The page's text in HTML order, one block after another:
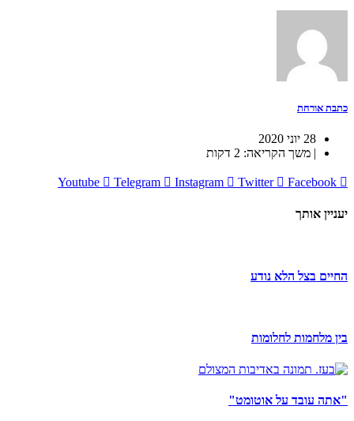
כתבת אורחת
28 יוני 2020
| משך הקריאה: 2 דקות
Youtube Telegram Instagram Twitter Facebook
יעניין אותך
החיים בצל הלא נודע
בין מלחמות לחלומות
"אתה עובד על אוטומט"